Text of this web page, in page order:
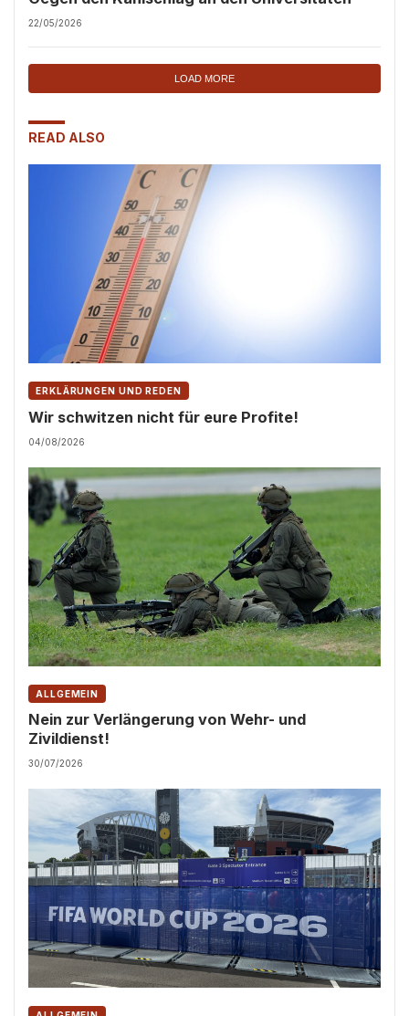
22/05/2026
LOAD MORE
READ ALSO
ERKLÄRUNGEN UND REDEN
Wir schwitzen nicht für eure Profite!
04/08/2026
ALLGEMEIN
Nein zur Verlängerung von Wehr- und
Zivildienst!
30/07/2026